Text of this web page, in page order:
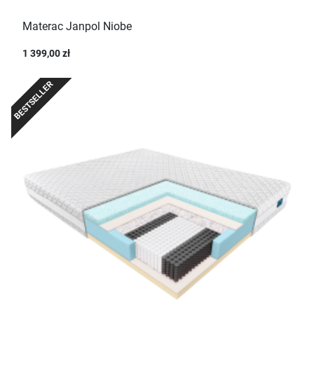
Materac Janpol Niobe
1 399,00 zł
BESTSELLER